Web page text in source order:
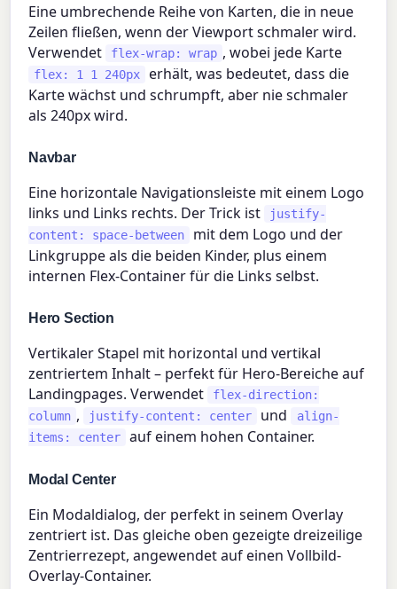
Eine umbrechende Reihe von Karten, die in neue
Zeilen fließen, wenn der Viewport schmaler wird.
Verwendet
flex-wrap: wrap , wobei jede Karte
flex: 1 1 240px
erhält, was bedeutet, dass die
Karte wächst und schrumpft, aber nie schmaler
als 240px wird.
Navbar
Eine horizontale Navigationsleiste mit einem Logo
links und Links rechts. Der Trick ist
justify-
content: space-between
mit dem Logo und der
Linkgruppe als die beiden Kinder, plus einem
internen Flex-Container für die Links selbst.
Hero Section
Vertikaler Stapel mit horizontal und vertikal
zentriertem Inhalt – perfekt für Hero-Bereiche auf
Landingpages. Verwendet
flex-direction:
column , justify-content: center und
align-
items: center
auf einem hohen Container.
Modal Center
Ein Modaldialog, der perfekt in seinem Overlay
zentriert ist. Das gleiche oben gezeigte dreizeilige
Zentrierrezept, angewendet auf einen Vollbild-
Overlay-Container.